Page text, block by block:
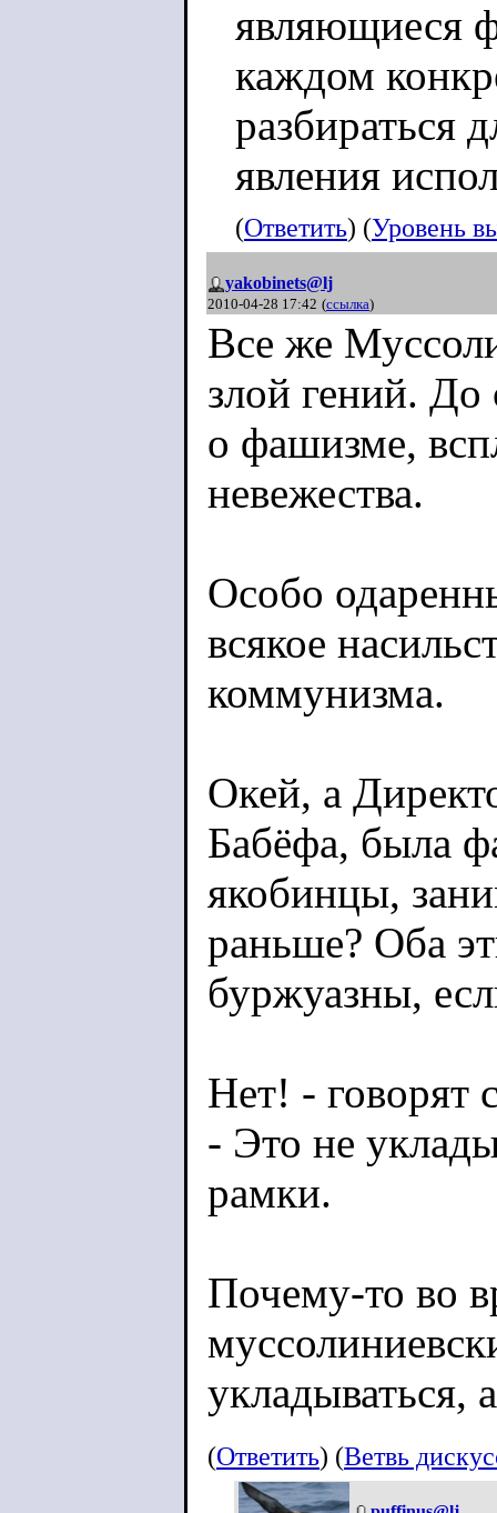
являющиеся
каждом
разбираться
явления
(Ответить) (Уровень
yakobinets@lj
2010-04-28 17:42 (ссылка)
Все же
злой гений. До
о фашизме,
невежества.
Особо
всякое
коммунизма.
Окей, а
Бабёфа, была
якобинцы,
раньше? Оба
буржуазны,
Нет! - говорят
- Это не
рамки.
Почему-то во
укладываться,
а Маккарти и
(Ответить) (Ветвь